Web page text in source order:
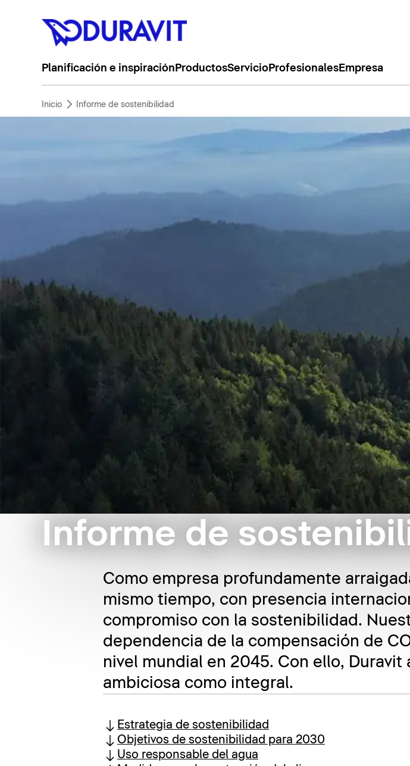
Planificación e inspiración ProductosServicioProfesionalesEmpresa
Inicio Informe de sostenibilidad
Informe de
Como empresa profundamente
mismo tiempo, con presencia
compromiso con la sostenibilidad.
dependencia de la compensación de
nivel mundial en 2045. Con ello,
ambiciosa como integral.
Estrategia de sostenibilidad
Objetivos de sostenibilidad para 2030
Uso responsable del agua